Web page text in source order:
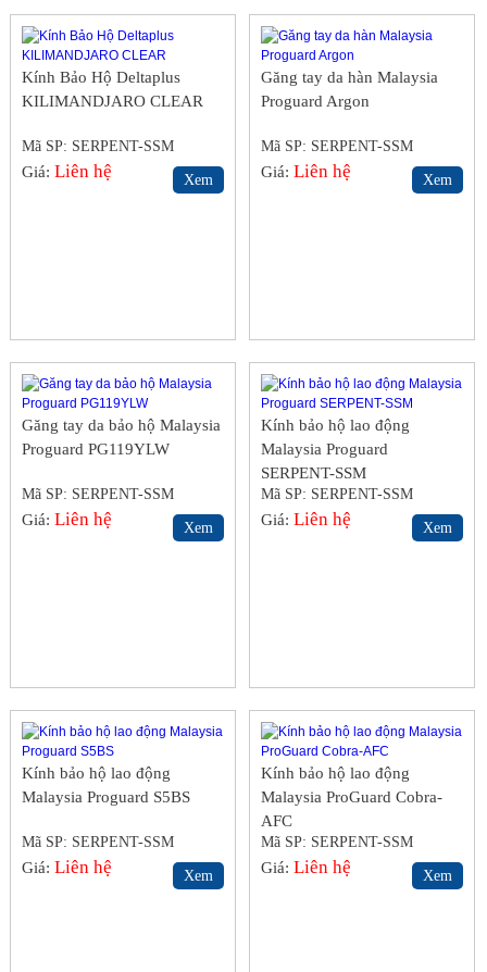
Kính Bảo Hộ Deltaplus
KILIMANDJARO CLEAR
Mã SP: SERPENT-SSM
Giá:Liên hệ Xem
Găng tay da hàn Malaysia
Proguard Argon
Mã SP: SERPENT-SSM
Giá:Liên hệ Xem
Găng tay da bảo hộ Malaysia
Proguard PG119YLW
Mã SP: SERPENT-SSM
Giá:Liên hệ Xem
Kính bảo hộ lao động
Malaysia Proguard
SERPENT-SSM
Mã SP: SERPENT-SSM
Giá:Liên hệ Xem
Kính bảo hộ lao động
Malaysia Proguard S5BS
Mã SP: SERPENT-SSM
Giá:Liên hệ Xem
Kính bảo hộ lao động
Malaysia ProGuard Cobra-
AFC
Mã SP: SERPENT-SSM
Giá:Liên hệ Xem